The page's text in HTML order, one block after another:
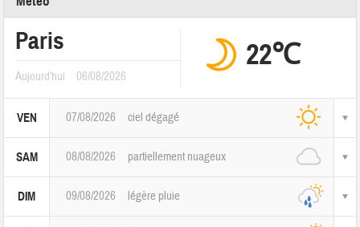
Paris
Aujourd'hui 06/08/2026
22℃
VEN 07/08/2026 ciel dégagé
SAM 08/08/2026 partiellement nuageux
DIM 09/08/2026 légère pluie